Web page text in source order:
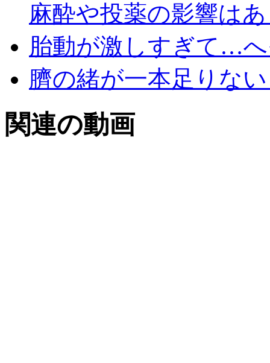
麻酔や投薬の影響は
胎動が激しすぎて…
臍の緒が一本足りな
関連の動画